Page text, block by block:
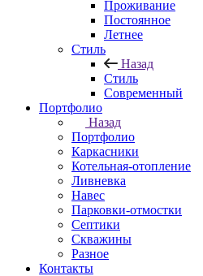
Проживание
Постоянное
Летнее
Стиль
Назад
Стиль
Современный
Портфолио
Назад
Портфолио
Каркасники
Котельная-отопление
Ливневка
Навес
Парковки-отмостки
Септики
Скважины
Разное
Контакты